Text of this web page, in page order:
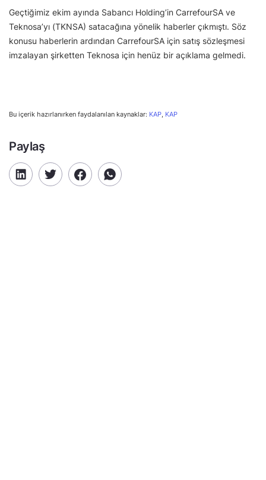
Geçtiğimiz ekim ayında Sabancı Holding’in CarrefourSA ve
Teknosa’yı (TKNSA) satacağına yönelik haberler çıkmıştı. Söz
konusu haberlerin ardından CarrefourSA için satış sözleşmesi
imzalayan şirketten Teknosa için henüz bir açıklama gelmedi.
Bu içerik hazırlanırken faydalanılan kaynaklar: KAP, KAP
Paylaş